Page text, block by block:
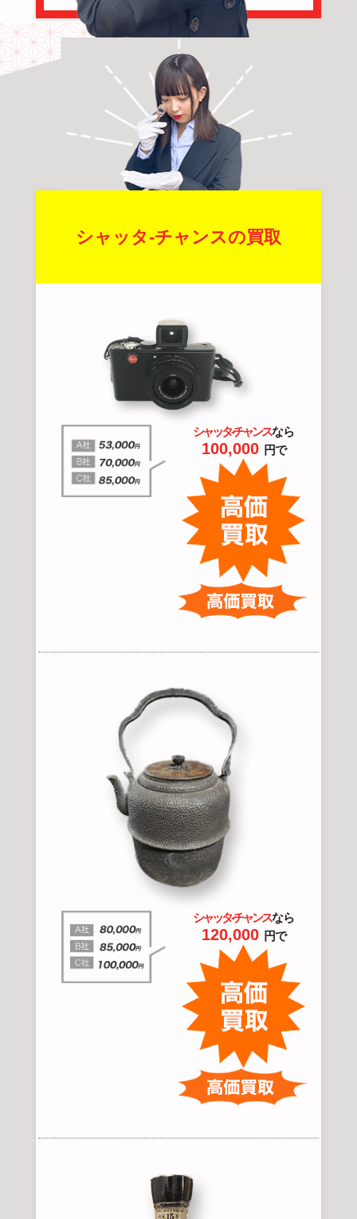
シャッタ-チャンスの買取
シャッタ-チャンスなら
100,000 円で
シャッタ-チャンスなら
120,000 円で